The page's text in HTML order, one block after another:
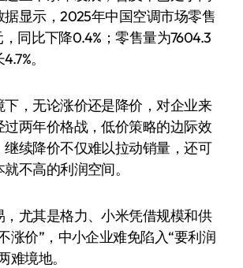
显示，2025年中国空调市场零售
同比下降0.4%；零售量为7604.3
。
，无论涨价还是降价，对企业来
两年价格战，低价策略的边际效
继续降价不仅难以拉动销量，还可
不高的利润空间。
尤其是格力、小米凭借规模和供
涨价”，中小企业难免陷入“要利润
难境地。